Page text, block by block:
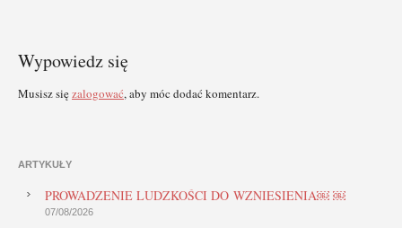
Wypowiedz się
Musisz sięzalogować, aby móc dodać komentarz.
ARTYKUŁY
PROWADZENIE LUDZKOŚCI DO WZNIESIENIA￼ ￼
07/08/2026